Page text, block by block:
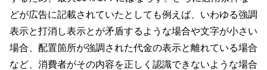
どが広告に記載されていたとしても例えば、いわゆる強調
表示と打消し表示とが矛盾するような場合や文字が小さい
場合、配置箇所が強調された代金の表示と離れている場合
など、消費者がその内容を正しく認識できないような場合